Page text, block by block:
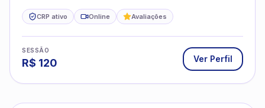
CRP ativo Online Avaliações
SESSÃO
R$ 120 Ver Perfil